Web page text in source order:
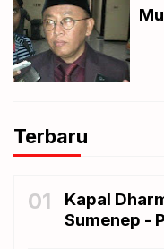
Terbaru
01
Kapal
Sumenep -